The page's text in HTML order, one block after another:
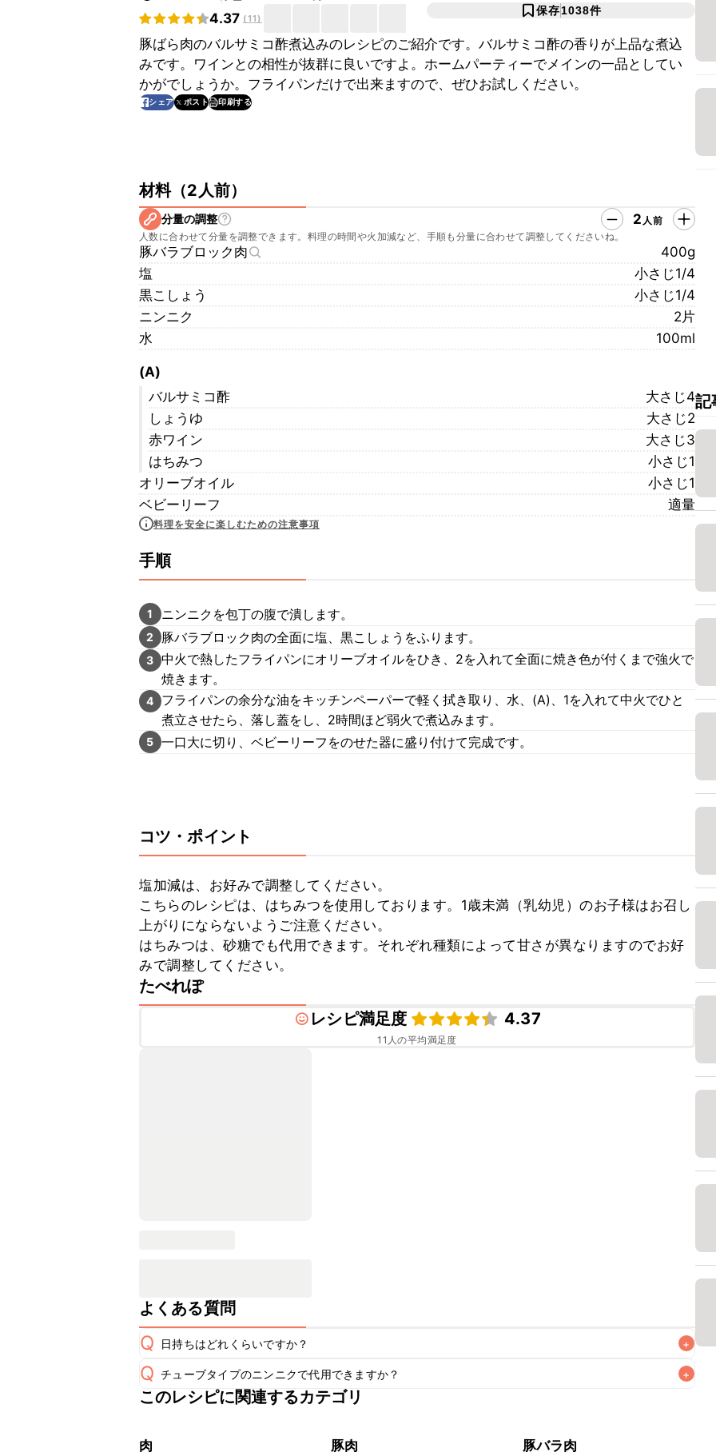
4.37 (11)
保存1038件
豚ばら肉のバルサミコ酢煮込みのレシピのご紹介です。バルサミコ酢の香りが上品な煮込
みです。ワインとの相性が抜群に良いですよ。ホームパーティーでメインの一品としてい
かがでしょうか。フライパンだけで出来ますので、ぜひお試しください。
シェア ポスト 印刷する
材料（2人前）
分量の調整 2 人前
人数に合わせて分量を調整できます。料理の時間や火加減など、手順も分量に合わせて調整してくださいね。
豚バラブロック肉
400g
塩
小さじ1/4
黒こしょう
小さじ1/4
ニンニク
2片
水
100ml
(A)
バルサミコ酢
大さじ4
しょうゆ
大さじ2
赤ワイン
大さじ3
はちみつ
小さじ1
オリーブオイル
小さじ1
ベビーリーフ
適量
料理を安全に楽しむための注意事項
手順
1 ニンニクを包丁の腹で潰します。
2 豚バラブロック肉の全面に塩、黒こしょうをふります。
3 中火で熱したフライパンにオリーブオイルをひき、2を入れて全面に焼き色が付くまで強火で
焼きます。
4
フライパンの余分な油をキッチンペーパーで軽く拭き取り、水、(A)、1を入れて中火でひと
煮立させたら、落し蓋をし、2時間ほど弱火で煮込みます。
5 一口大に切り、ベビーリーフをのせた器に盛り付けて完成です。
コツ・ポイント
塩加減は、お好みで調整してください。
こちらのレシピは、はちみつを使用しております。1歳未満（乳幼児）のお子様はお召し
上がりにならないようご注意ください。
はちみつは、砂糖でも代用できます。それぞれ種類によって甘さが異なりますのでお好
みで調整してください。
たべれぽ
レシピ満足度
4.37
11 人の平均満足度
よくある質問
Q 日持ちはどれくらいですか？ +
A
保存期間は冷蔵で翌日中が目安です。なるべくお早めにお召し上がりください。
Q チューブタイプのニンニクで代用できますか？ +
チューブタイプのニンニクを使用してもお作りいただけます。小さじ1を目安に加え、お好みの風味
このレシピに関連するカテゴリ
肉 豚肉 豚バラ肉
記